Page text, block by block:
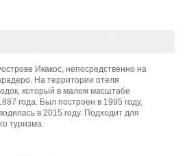
Икакос, непосредственно на
На территории отеля
который в малом масштабе
года. Был построен в 1995 году,
в 2015 году. Подходит для
туризма.